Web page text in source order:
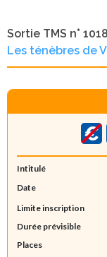
Sortie TMS n°
Les ténèbres de
Intitulé
Date
Limite inscription
Durée prévisible
Places